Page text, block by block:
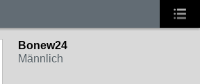
Bonew24
Männlich